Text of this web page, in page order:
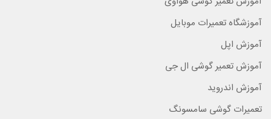
آموزشگاه تعمیرات موبایل
آموزش اپل
آموزش تعمیر گوشی ال جی
آموزش اندروید
تعمیرات گوشی سامسونگ